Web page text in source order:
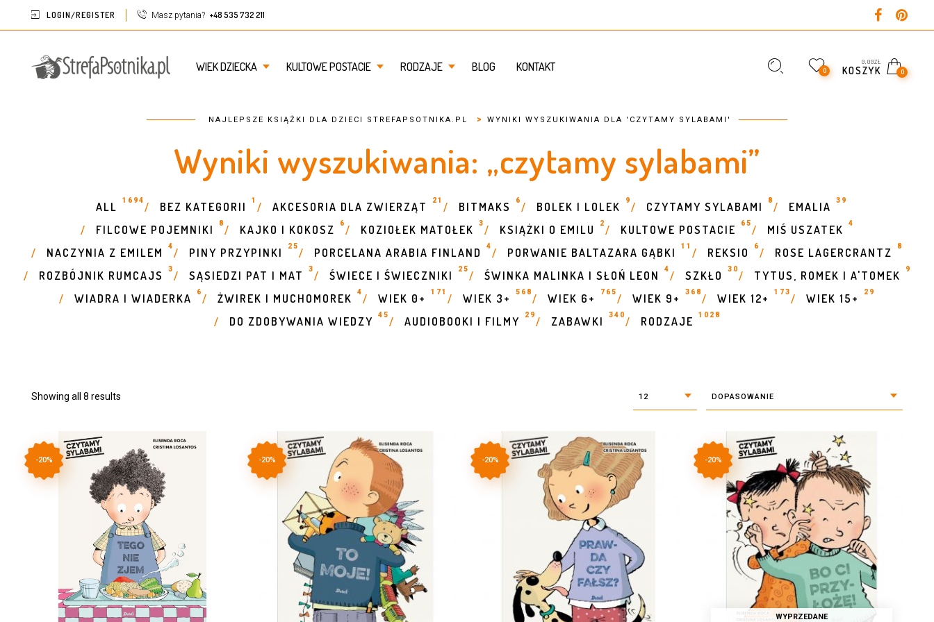
LOGIN/REGISTER Masz pytania? +48 535 732 211
WIEK DZIECKA KULTOWE POSTACIE RODZAJE BLOG KONTAKT 0
0,00ZŁ
KOSZYK 0
NAJLEPSZE KSIĄŻKI DLA DZIECI STREFAPSOTNIKA.PL > WYNIKI WYSZUKIWANIA DLA 'CZYTAMY SYLABAMI'
Wyniki wyszukiwania: „czytamy sylabami”
ALL 1694
/ BEZ KATEGORII 1
/ AKCESORIA DLA ZWIERZĄT 21
/ BITMAKS 6
/ BOLEK I LOLEK 9
/ CZYTAMY SYLABAMI 8
/ EMALIA 39
/ FILCOWE POJEMNIKI 8
/ KAJKO I KOKOSZ 6
/ KOZIOŁEK MATOŁEK 3
/ KSIĄŻKI O EMILU 2
/ KULTOWE POSTACIE 65
/ MIŚ USZATEK 4
/ NACZYNIA Z EMILEM 4
/ PINY PRZYPINKI 25
/ PORCELANA ARABIA FINLAND 4
/ PORWANIE BALTAZARA GĄBKI 11
/ REKSIO 6
/ ROSE LAGERCRANTZ 8
/ ROZBÓJNIK RUMCAJS 3
/ SĄSIEDZI PAT I MAT 3
/ ŚWIECE I ŚWIECZNIKI 25
/ ŚWINKA MALINKA I SŁOŃ LEON 4
/ SZKŁO 30
/ TYTUS, ROMEK I A'TOMEK 9
/ WIADRA I WIADERKA 6
/ ŻWIREK I MUCHOMOREK 4
/ WIEK 0+ 171
/ WIEK 3+ 568
/ WIEK 6+ 765
/ WIEK 9+ 368
/ WIEK 12+ 173
/ WIEK 15+ 29
/ DO ZDOBYWANIA WIEDZY 45
/ AUDIOBOOKI I FILMY 29
/ ZABAWKI 340
/ RODZAJE 1028
Showing all 8 results 12 DOPASOWANIE
-20% -20% -20%
WYPRZEDANE
-20%